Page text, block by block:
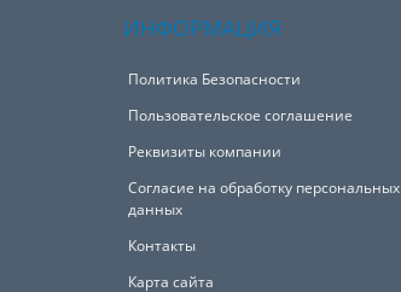
ИНФОРМАЦИЯ
Политика Безопасности
Пользовательское соглашение
Реквизиты компании
Согласие на обработку персональных
данных
Контакты
Карта сайта